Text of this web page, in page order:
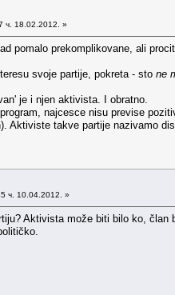
ч. 18.02.2012. »
pomalo prekomplikovane, ali
svoje partije, pokreta - sto ne
je i njen aktivista. I obratno.
najcesce nisu previse
Aktiviste takve partije nazivamo
ч. 10.04.2012. »
Aktivista može biti bilo ko,